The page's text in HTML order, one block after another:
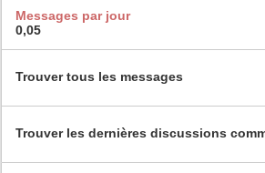
Messages par jour
0,05
Trouver tous les messages
Trouver les dernières discussions